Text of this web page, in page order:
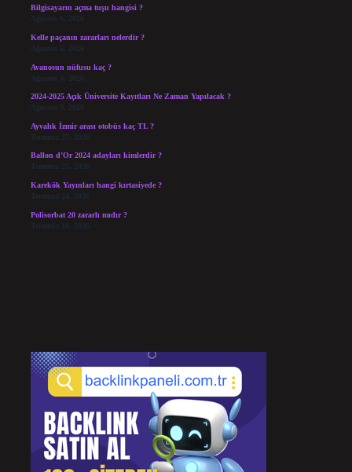
Bilgisayarın açma tuşu hangisi ?
Ağustos 6, 2026
Kelle paçanın zararları nelerdir ?
Ağustos 5, 2026
Avanosun nüfusu kaç ?
Ağustos 4, 2026
2024-2025 Açık Üniversite Kayıtları Ne Zaman Yapılacak ?
Ağustos 3, 2026
Ayvalık İzmir arası otobüs kaç TL ?
Temmuz 27, 2026
Ballon d’Or 2024 adayları kimlerdir ?
Temmuz 25, 2026
Karekök Yayınları hangi kırtasiyede ?
Temmuz 24, 2026
Polisorbat 20 zararlı mıdır ?
Temmuz 18, 2026